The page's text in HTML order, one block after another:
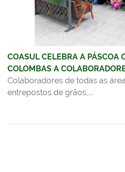
COASUL CELEBRA A PÁSCOA
COLOMBAS A
Colaboradores de todas as
entrepostos de grãos,...